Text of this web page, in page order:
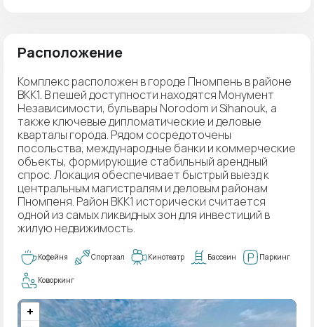
Расположение
Комплекс расположен в городе Пномпень в районе
BKK1. В пешей доступности находятся Монумент
Независимости, бульвары Norodom и Sihanouk, а
также ключевые дипломатические и деловые
кварталы города. Рядом сосредоточены
посольства, международные банки и коммерческие
объекты, формирующие стабильный арендный
спрос. Локация обеспечивает быстрый выезд к
центральным магистралям и деловым районам
Пномпеня. Район BKK1 исторически считается
одной из самых ликвидных зон для инвестиций в
жилую недвижимость.
Кофейня Спортзал Кинотеатр Бассеин Паркинг
Коворкинг